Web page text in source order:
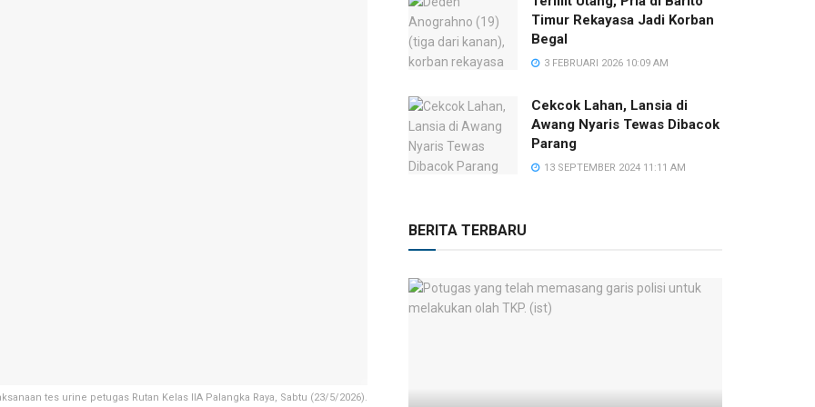
tes urine petugas Rutan Kelas IIA Palangka Raya, Sabtu (23/5/2026).
Timur Rekayasa Jadi Korban
Begal
3 FEBRUARI 2026 10:09 AM
Cekcok Lahan, Lansia di
Awang Nyaris Tewas Dibacok
Parang
13 SEPTEMBER 2024 11:11 AM
BERITA TERBARU